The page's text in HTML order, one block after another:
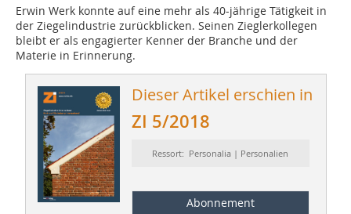
Erwin Werk konnte auf eine mehr als 40-jährige Tätigkeit in
der Ziegelindustrie zurückblicken. Seinen Zieglerkollegen
bleibt er als engagierter Kenner der Branche und der
Materie in Erinnerung.
Dieser Artikel erschien in
ZI 5/2018
Ressort: Personalia | Personalien
Abonnement